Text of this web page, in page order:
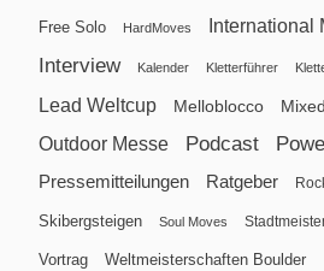
Free Solo HardMoves International
Interview Kalender Kletterführer
Lead Weltcup Melloblocco Mixed
Outdoor Messe Podcast
Pressemitteilungen Ratgeber
Skibergsteigen Soul Moves
Vortrag Weltmeisterschaften Boulder